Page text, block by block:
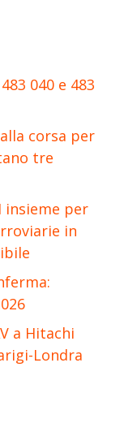
040 e 483
corsa per
tre
insieme per
in
a Hitachi
Londra